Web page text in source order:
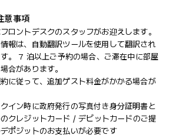
意事項
ロントデスクのスタッフがお迎えします。
報は、自動翻訳ツールを使用して翻訳され
。 7 泊以上ご予約の場合、ご滞在中に部屋
合があります。
に従って、追加ゲスト料金がかかる場合が
イン時に政府発行の写真付き身分証明書と
クレジットカード / デビットカードのご提
ポジットのお支払いが必要です